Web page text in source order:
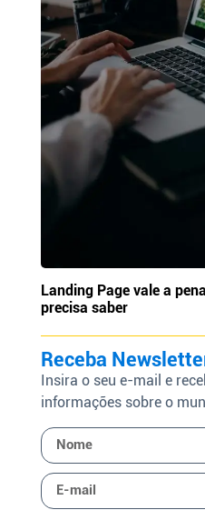
Landing Page vale a
precisa saber
Receba
Insira o seu e-mail e
informações sobre o